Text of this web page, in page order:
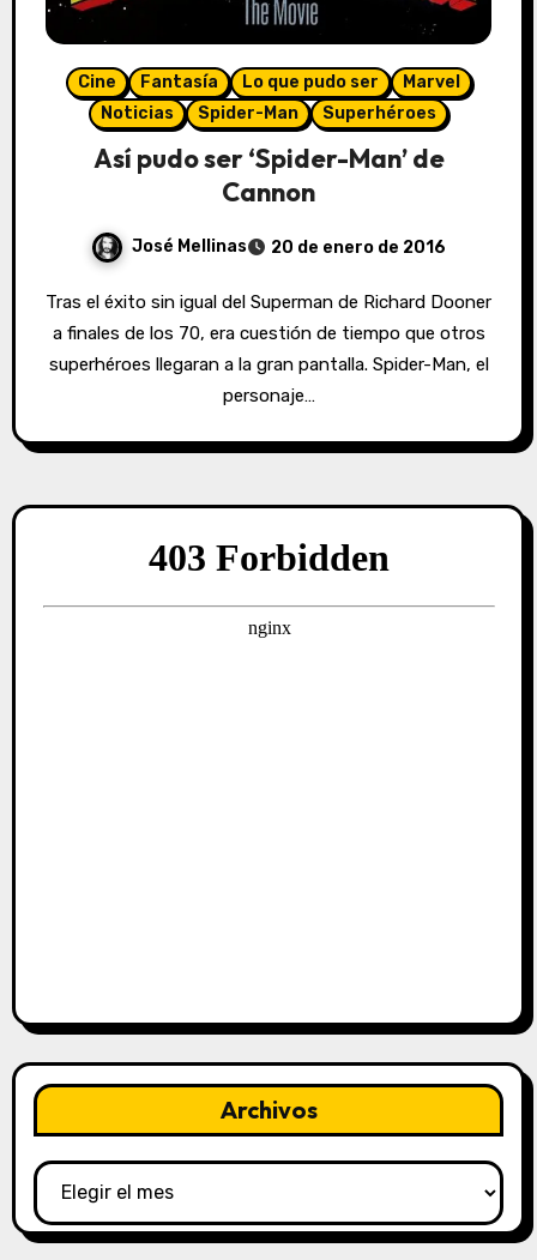
Cine Fantasía Lo que pudo ser
Marvel
Noticias
Spider-Man Superhéroes
Así pudo ser ‘Spider-Man’ de
Cannon
José Mellinas 20 de enero de 2016
Tras el éxito sin igual del Superman de Richard Dooner
a finales de los 70, era cuestión de tiempo que otros
superhéroes llegaran a la gran pantalla. Spider-Man, el
personaje…
Archivos
Archivos